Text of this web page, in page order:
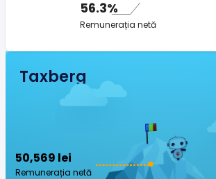
56.3%
Remunerația netă
Taxberg
50,569 lei
Remunerația netă